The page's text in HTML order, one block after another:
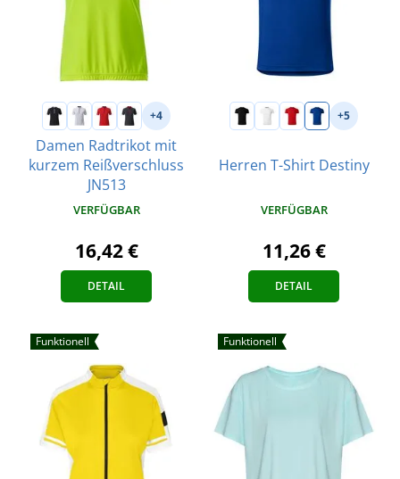
+4
Damen Radtrikot mit
kurzem Reißverschluss
JN513
VERFÜGBAR
16,42 €
DETAIL
+5
Herren T-Shirt Destiny
VERFÜGBAR
11,26 €
DETAIL
Funktionell Funktionell